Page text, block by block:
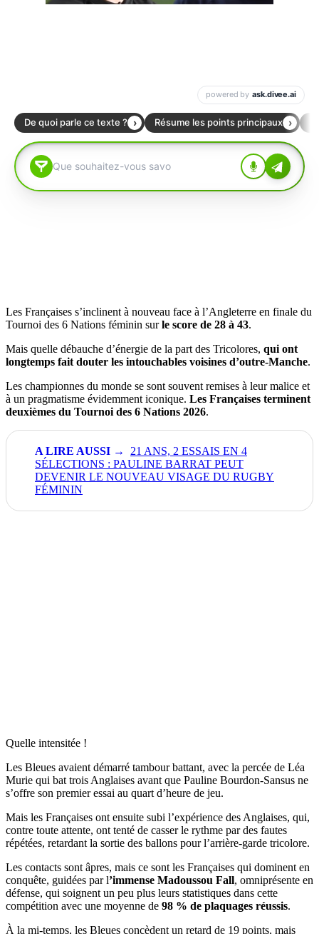
Les Françaises s’inclinent à nouveau face à l’Angleterre en finale du
Tournoi des 6 Nations féminin surle score de 28 à 43.
Mais quelle débauche d’énergie de la part des Tricolores, qui ont
longtemps fait douter les intouchables voisines d’outre-Manche.
Les championnes du monde se sont souvent remises à leur malice et
à un pragmatisme évidemment iconique. Les Françaises terminent
deuxièmes du Tournoi des 6 Nations 2026.
21 ANS, 2 ESSAIS EN 4
SÉLECTIONS : PAULINE BARRAT PEUT
DEVENIR LE NOUVEAU VISAGE DU RUGBY
FÉMININ
Quelle intensitée !
Les Bleues avaient démarré tambour battant, avec la percée de Léa
Murie qui bat trois Anglaises avant que Pauline Bourdon-Sansus ne
s’offre son premier essai au quart d’heure de jeu.
Mais les Françaises ont ensuite subi l’expérience des Anglaises, qui,
contre toute attente, ont tenté de casser le rythme par des fautes
répétées, retardant la sortie des ballons pour l’arrière-garde tricolore.
Les contacts sont âpres, mais ce sont les Françaises qui dominent en
conquête, guidées par l’immense Madoussou Fall, omniprésente en
défense, qui soignent un peu plus leurs statistiques dans cette
compétition avec une moyenne de 98 % de plaquages réussis.
À la mi-temps, les Bleues concèdent un retard de 19 points, mais